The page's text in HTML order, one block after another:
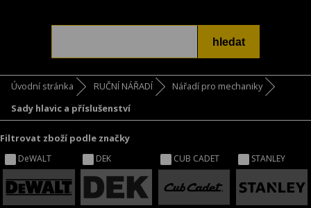
Úvodní stránka RUČNÍ NÁŘADÍ
Nářadí pro mechaniky
Sady hlavic a příslušenství
Filtrovat zboží podle značky
DeWALT DEK CUB CADET STANLEY